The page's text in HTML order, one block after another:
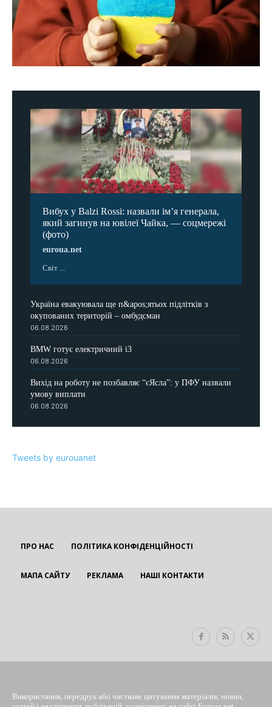
Вибух у Balzi Rossi: назвали ім’я генерала,
який загинув на ювілеї Чайка, — соцмережі
(фото)
euroua.net
Світ ...
Україна евакуювала ще п&apos;ятьох підлітків з
окупованих територій – омбудсман
06.08.2026
BMW готує електричний i3
06.08.2026
Вихід на роботу не позбавляє “єЯсла”: у ПФУ назвали
умову виплати
06.08.2026
Tweets by eurouanet
ПРО НАС ПОЛІТИКА КОНФІДЕНЦІЙНОСТІ
МАПА САЙТУ РЕКЛАМА НАШІ КОНТАКТИ
Використання, передрук або часткове цитування матеріалів, новин,